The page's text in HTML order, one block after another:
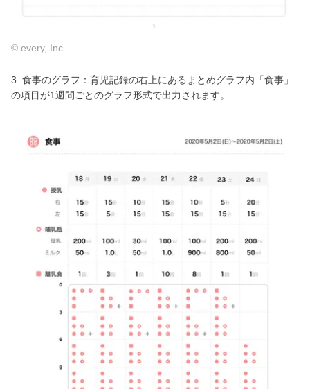
© every, Inc.
3. 食事のグラフ：育児記録の右上にあるまとめグラフ内「食事」
の項目が1週間ごとのグラフ形式で出力されます。